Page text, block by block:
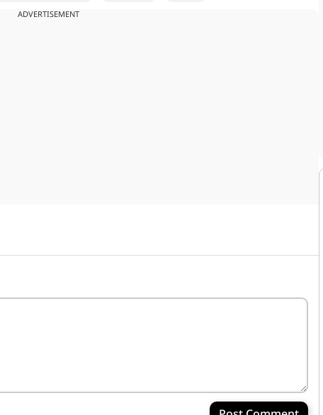
ADVERTISEMENT